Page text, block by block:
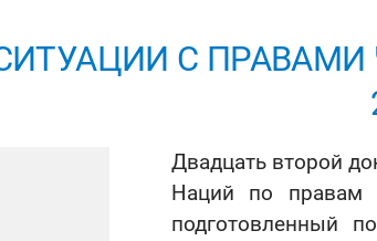
С ПРАВАМИ
Двадцать второй
Наций по правам
подготовленный